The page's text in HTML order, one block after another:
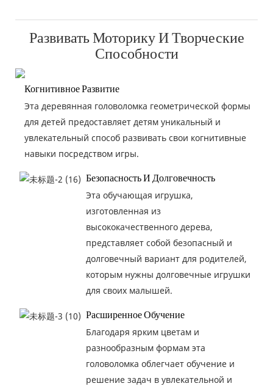
Развивать Моторику И Творческие
Способности
Когнитивное Развитие
Эта деревянная головоломка геометрической формы
для детей предоставляет детям уникальный и
увлекательный способ развивать свои когнитивные
навыки посредством игры.
Безопасность И Долговечность
Эта обучающая игрушка,
изготовленная из
высококачественного дерева,
представляет собой безопасный и
долговечный вариант для родителей,
которым нужны долговечные игрушки
для своих малышей.
Расширенное Обучение
Благодаря ярким цветам и
разнообразным формам эта
головоломка облегчает обучение и
решение задач в увлекательной и